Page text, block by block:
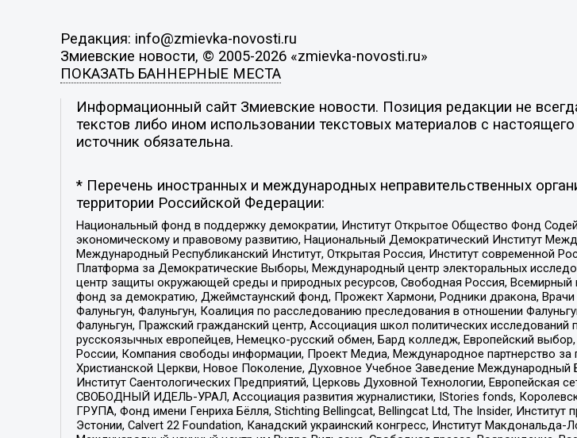
Редакция: info@zmievka-novosti.ru
Змиевские новости, © 2005-2026 «zmievka-novosti.ru»
ПОКАЗАТЬ БАННЕРНЫЕ МЕСТА
Информационный сайт Змиевские новости. Позиция редакции не
текстов либо ином использовании текстовых материалов с
источник обязательна.
* Перечень иностранных и международных неправительственных
территории Российской Федерации:
Национальный фонд в поддержку демократии, Институт Открытое Общество Фонд
экономическому и правовому развитию, Национальный Демократический Институт
Международный Республиканский Институт, Открытая Россия, Институт современной
Платформа за Демократические Выборы, Международный центр электоральных
центр защиты окружающей среды и природных ресурсов, Свободная Россия, Всемирный
фонд за демократию, Джеймстаунский фонд, Прожект Хармони, Родники дракона, Врачи
Фалуньгун, Фалуньгун, Коалиция по расследованию преследования в отношении
Фалуньгун, Пражский гражданский центр, Ассоциация школ политических
русскоязычных европейцев, Немецко-русский обмен, Бард колледж, Европейский
России, Компания свободы информации, Проект Медиа, Международное партнерство за
Христианской Церкви, Новое Поколение, Духовное Учебное Заведение
Институт Саентологических Предприятий, Церковь Духовной Технологии,
СВОБОДНЫЙ ИДЕЛЬ-УРАЛ, Ассоциация развития журналистики, IStories fonds,
ГРУПА, Фонд имени Генриха Бёлля, Stichting Bellingcat, Bellingcat Ltd, The Insider,
Эстонии, Calvert 22 Foundation, Канадский украинский конгресс, Институт